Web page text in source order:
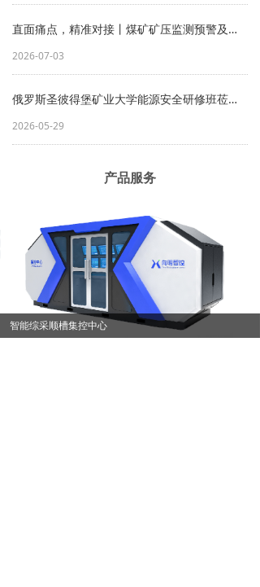
直面痛点，精准对接丨煤矿矿压监测预警及采煤智能化需求对接会成功举办
2026-07-03
俄罗斯圣彼得堡矿业大学能源安全研修班莅临向明智控参观交流
2026-05-29
智能综采顺槽集控中心
产品服务